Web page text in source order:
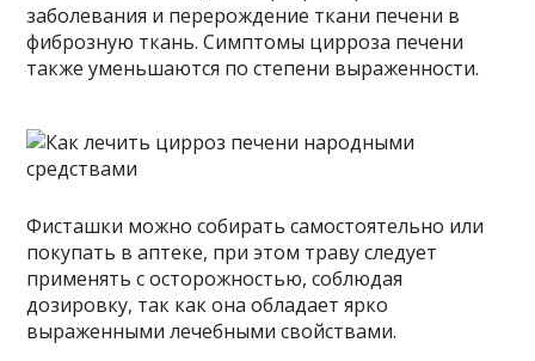
заболевания и перерождение ткани печени в
фиброзную ткань. Симптомы цирроза печени
также уменьшаются по степени выраженности.
Фисташки можно собирать самостоятельно или
покупать в аптеке, при этом траву следует
применять с осторожностью, соблюдая
дозировку, так как она обладает ярко
выраженными лечебными свойствами.